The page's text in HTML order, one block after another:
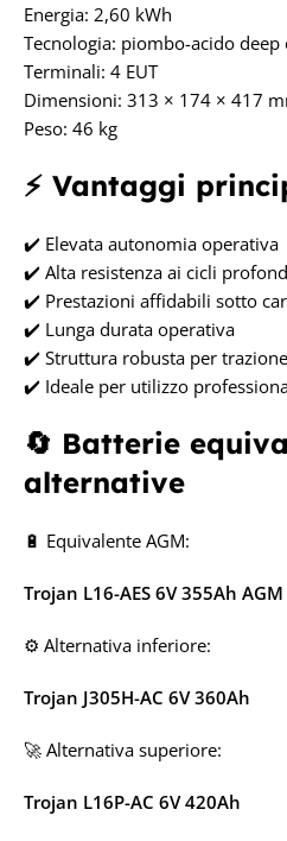
Energia: 2,60 kWh
Tecnologia: piombo-acido deep
Terminali: 4 EUT
Dimensioni: 313 × 174 × 417
Peso: 46 kg
⚡ Vantaggi
✔️ Elevata autonomia operativa
✔️ Alta resistenza ai cicli
✔️ Prestazioni affidabili sotto
✔️ Lunga durata operativa
✔️ Struttura robusta per
✔️ Ideale per utilizzo
🔄 Batterie
alternative
🔋 Equivalente AGM:
Trojan L16-AES 6V 355Ah AGM
⚙️ Alternativa inferiore:
Trojan J305H-AC 6V 360Ah
🚀 Alternativa superiore:
Trojan L16P-AC 6V 420Ah